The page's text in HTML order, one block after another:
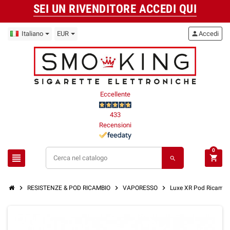
SEI UN RIVENDITORE ACCEDI QUI
Italiano EUR
Eccellente
433
Recensioni
view_headline search
personAccedi
shopping_cart
0
chevron_right RESISTENZE & POD RICAMBIO chevron_right VAPORESSO chevron_right Luxe XR Pod